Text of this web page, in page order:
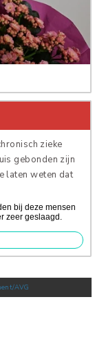
zieke
gebonden zijn
laten weten dat
bij deze mensen
zeer geslaagd.
AVG